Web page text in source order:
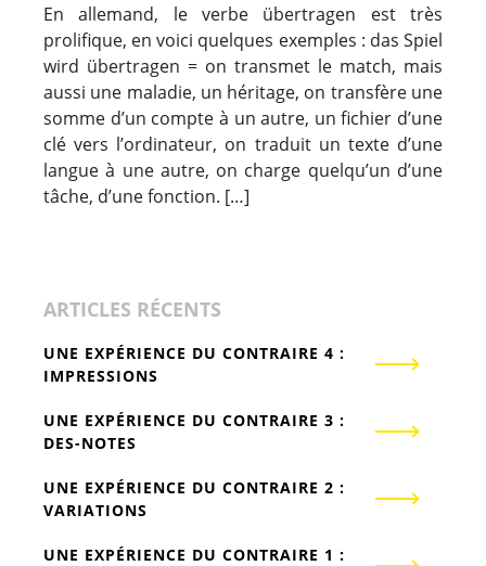
En allemand, le verbe übertragen est très
prolifique, en voici quelques exemples : das Spiel
wird übertragen = on transmet le match, mais
aussi une maladie, un héritage, on transfère une
somme d’un compte à un autre, un fichier d’une
clé vers l’ordinateur, on traduit un texte d’une
langue à une autre, on charge quelqu’un d’une
tâche, d’une fonction. […]
ARTICLES RÉCENTS
UNE EXPÉRIENCE DU CONTRAIRE 4 :
IMPRESSIONS
UNE EXPÉRIENCE DU CONTRAIRE 3 :
DES-NOTES
UNE EXPÉRIENCE DU CONTRAIRE 2 :
VARIATIONS
UNE EXPÉRIENCE DU CONTRAIRE 1 :